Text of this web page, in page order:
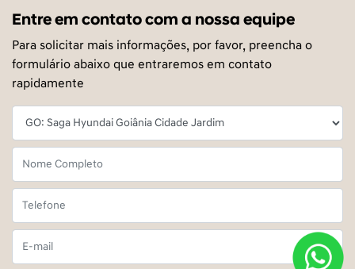
Entre em contato com a nossa equipe
Para solicitar mais informações, por favor, preencha o
formulário abaixo que entraremos em contato
rapidamente